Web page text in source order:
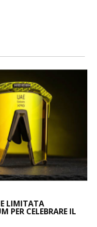
LIMITATA
PER CELEBRARE IL